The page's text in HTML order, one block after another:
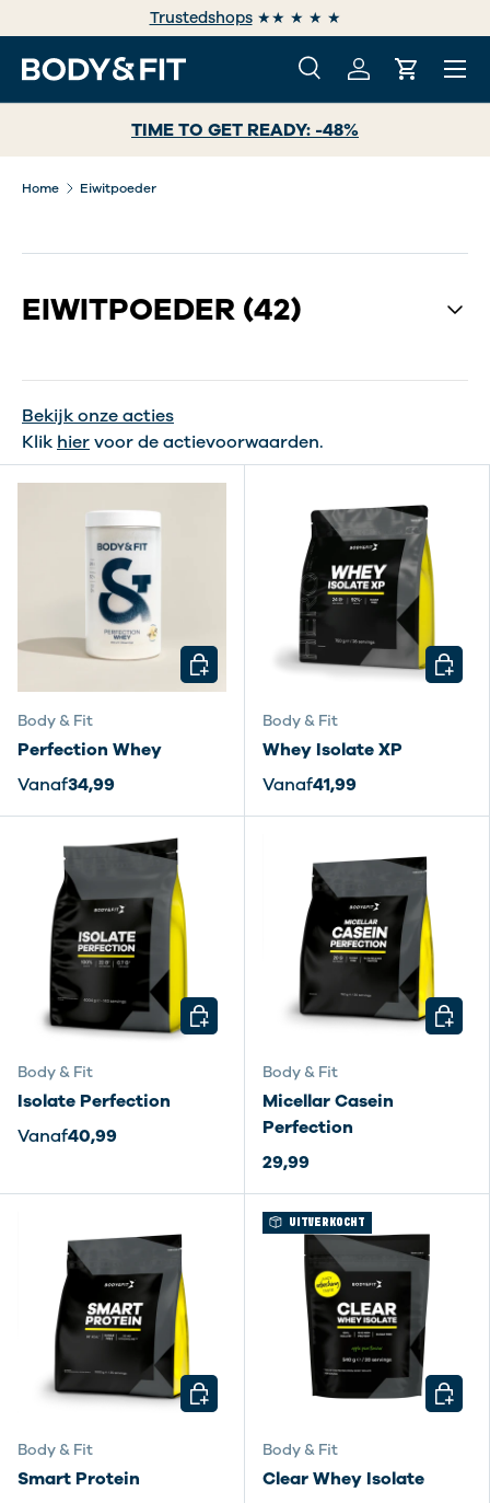
GA NAAR INHOUD
Gratis verzending vanaf €49
Zoeken
ZoekenInloggen
Menu
TIME TO GET READY: -48%
Home Eiwitpoeder
EIWITPOEDER (42)
Bekijk onze acties
Klik hiervoor de actievoorwaarden.
Body & Fit
Perfection Whey
Vanaf34,99
KIES MOGELIJKHEDEN
Body & Fit
Whey Isolate XP
Vanaf41,99
KIES
Body & Fit
Isolate Perfection
Vanaf40,99
KIES MOGELIJKHEDEN
Body & Fit
Micellar Casein
Perfection
29,99
KIES
Body & Fit
Smart Protein
KIES MOGELIJKHEDEN
UITVERKOCHT
Body & Fit
Clear Whey Isolate
KIES